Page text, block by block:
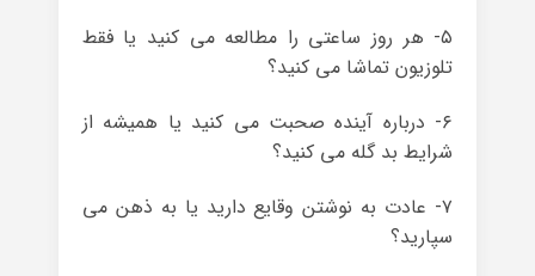
۵- هر روز ساعتی را مطالعه می کنید یا فقط
تلوزیون تماشا می کنید؟
۶- درباره آینده صحبت می کنید یا همیشه از
شرایط بد گله می کنید؟
۷- عادت به نوشتن وقایع دارید یا به ذهن می
سپارید؟